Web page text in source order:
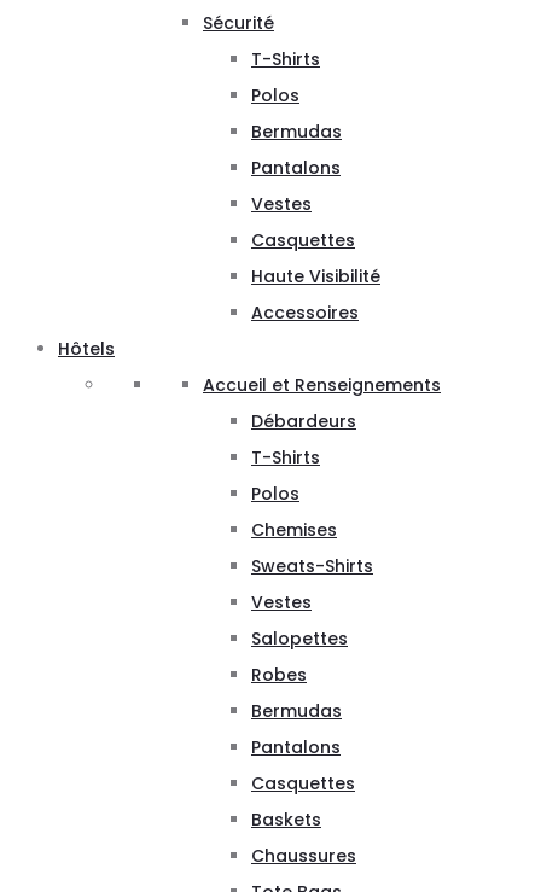
Sécurité
T-Shirts
Polos
Bermudas
Pantalons
Vestes
Casquettes
Haute Visibilité
Accessoires
Hôtels
Accueil et Renseignements
Débardeurs
T-Shirts
Polos
Chemises
Sweats-Shirts
Vestes
Salopettes
Robes
Bermudas
Pantalons
Casquettes
Baskets
Chaussures